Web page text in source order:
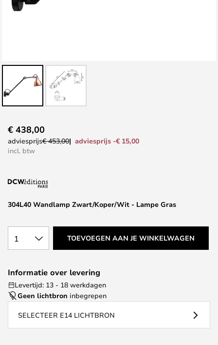
naar
het
de
gallerij
304L40 Wandlamp Zwart/Koper/Wit - Lampe Gras
€ 438,00
adviesprijs€ 453,00
adviesprijs -€ 15,00
incl. btw
1 TOEVOEGEN AAN JE WINKELWAGEN
Informatie over levering
Levertijd: 13 - 18 werkdagen
Geen lichtbron inbegrepen
SELECTEER E14 LICHTBRON